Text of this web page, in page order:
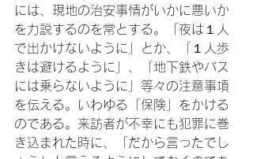
には、現地の治安事情がいかに悪いか
を力説するのを常とする。「夜は１人
で出かけないように」とか、「１人歩
きは避けるように」、「地下鉄やバス
には乗らないように」等々の注意事項
を伝える。いわゆる「保険」をかける
のである。来訪者が不幸にも犯罪に巻
き込まれた時に、「だから言ったでし